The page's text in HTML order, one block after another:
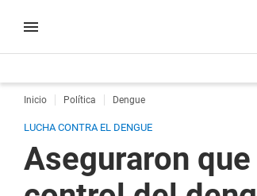
Inicio Política Dengue
LUCHA CONTRA EL DENGUE
Aseguraron